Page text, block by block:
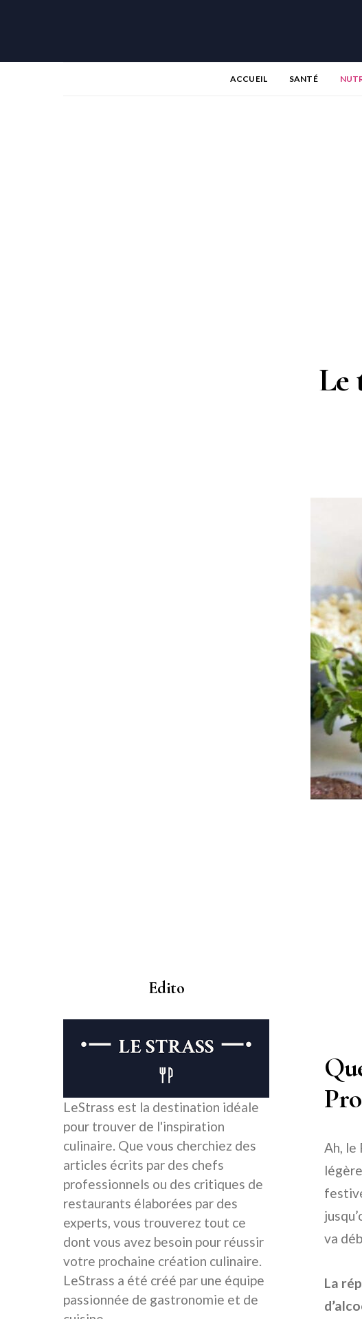
ACCUEIL SANTÉ
Le
Ah, le
va
La
Edito
LeStrass est la destination idéale
pour trouver de l'inspiration
culinaire. Que vous cherchiez des
articles écrits par des chefs
professionnels ou des critiques de
restaurants élaborées par des
experts, vous trouverez tout ce
dont vous avez besoin pour réussir
votre prochaine création culinaire.
LeStrass a été créé par une équipe
passionnée de gastronomie et de